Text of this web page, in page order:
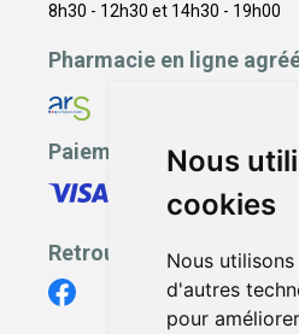
Nous
cookies
Nous
d'autres
pour
8h30 - 12h30 et 14h30 - 19h00
Pharmacie en ligne
Paiement sécurisé
Retrouvez-nous